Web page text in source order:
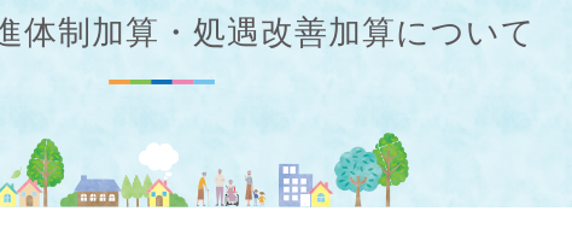
体制加算・処遇改善加算について